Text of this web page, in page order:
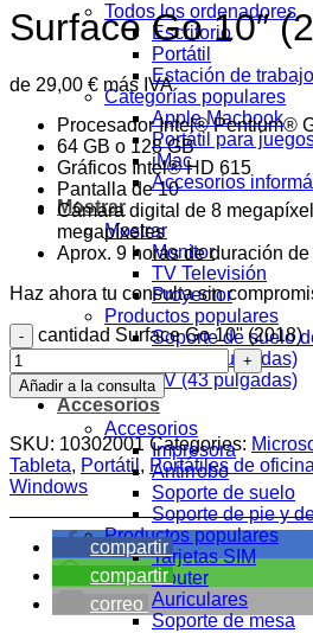
Todos los ordenadores
Escritorio
Portátil
Estación de trabajo
Categorías populares
Apple Macbook
Portátil para
iMac
Accesorios
Mostrar
Mostrar
Monitor
TV Televisión
Proyector
Productos populares
Soporte de suelo
TV (86 pulgadas)
TV (43 pulgadas)
Accesorios
Accesorios
Impresora
Antirrobo
Soporte de suelo
Soporte de pie y
Productos populares
Tarjetas SIM
Router
Auriculares
Soporte de mesa
Surface Go 10″
de 29,00 € más IVA
Procesador Intel® Pentium®
64 GB o 128 GB
Gráficos Intel® HD 615
Pantalla de 10
Cámara digital de 8
megapíxeles
Aprox. 9 horas de duración
Haz ahora tu consulta sin
cantidad Surface Go 10" (2018)
Añadir a la consulta
SKU: 10302001 Categories:
Tableta, Portátil, Portátiles de oficina
Windows
compartir
compartir
correo